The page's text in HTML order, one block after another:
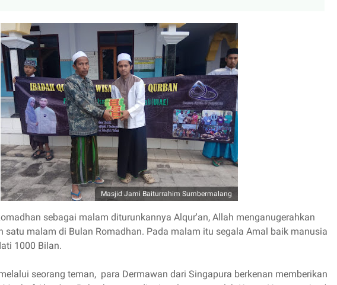
Masjid Jami Baiturrahim Sumbermalang
sebagai malam diturunkannya Alqur'an, Allah menganugerahkan
satu malam di Bulan Romadhan. Pada malam itu segala Amal baik manusia
1000 Bilan.
seorang teman, para Dermawan dari Singapura berkenan memberikan